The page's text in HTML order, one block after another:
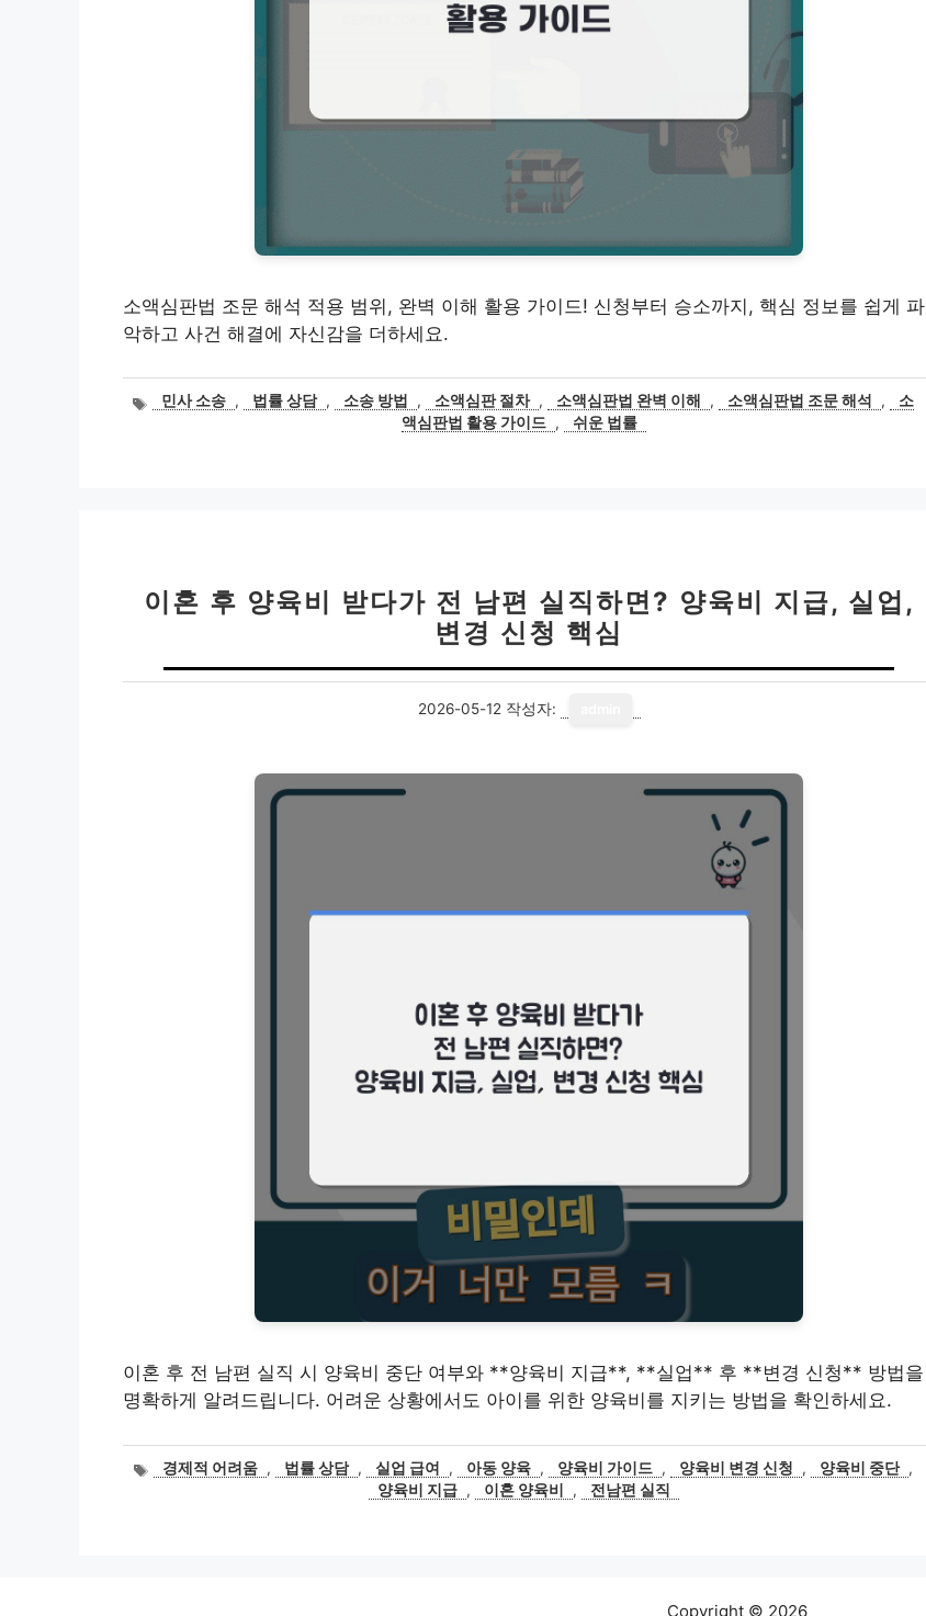
소액심판법 조문 해석 적용 범위, 완벽 이해 활용 가이드! 신청부터 승소까지, 핵심 정보를 쉽게 파
악하고 사건 해결에 자신감을 더하세요.
태민사 소송 , 법률 상담 , 소송 방법 , 소액심판 절차 , 소액심판법 완벽 이해 , 소액심판법 조문 해석 ,
소
액심판법 활용 가이드 , 쉬운 법률
이혼 후 양육비 받다가 전 남편 실직하면? 양육비 지급, 실업,
변경 신청 핵심
2026-05-12 작성자:
이혼 후 전 남편 실직 시 양육비 중단 여부와 **양육비 지급**, **실업** 후 **변경 신청** 방법을
명확하게 알려드립니다. 어려운 상황에서도 아이를 위한 양육비를 지키는 방법을 확인하세요.
태경제적 어려움 , 법률 상담 , 실업 급여 , 아동 양육 , 양육비 가이드 , 양육비 변경 신청 , 양육비 중단 ,
양육비 지급 , 이혼 양육비 , 전남편 실직
Copyright © 2026